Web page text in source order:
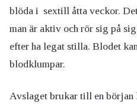
blöda i sextill åtta veckor.
man är aktiv och rör sig på
efter ha legat stilla. Blodet
blodklumpar.
Avslaget brukar till en